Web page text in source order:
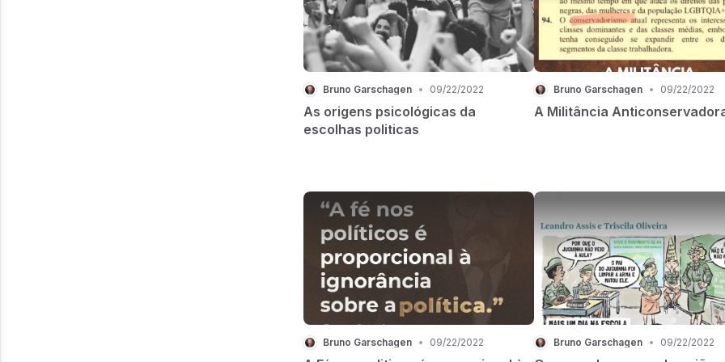
Bruno Garschagen • 09/22/2022
As origens psicológicas da
escolhas politicas
Bruno Garschagen • 09/22/2022
A Militância
Bruno Garschagen • 09/22/2022 Bruno Garschagen • 09/22/2022